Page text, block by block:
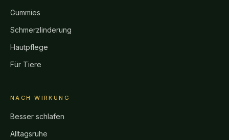
Gummies
Schmerzlinderung
Hautpflege
Für Tiere
NACH WIRKUNG
Besser schlafen
Alltagsruhe